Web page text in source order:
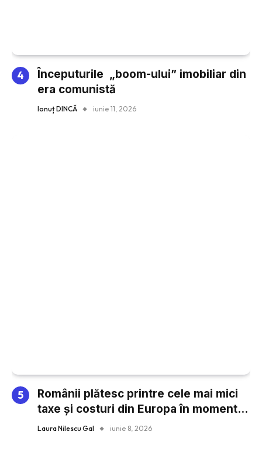
Începuturile „boom-ului” imobiliar din
era comunistă
Ionuț DINCĂ iunie 11, 2026
Românii plătesc printre cele mai mici
taxe și costuri din Europa în momentul
cumpărării unei locuințe prin credit
Laura Nilescu Gal iunie 8, 2026